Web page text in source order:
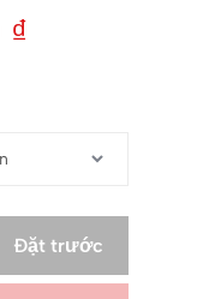
₫
Đặt trước